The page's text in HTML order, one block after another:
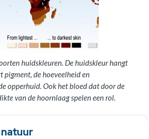
huidskleuren. De huidskleur hangt
pigment, de hoeveelheid en
opperhuid. Ook het bloed dat door de
van de hoornlaag spelen een rol.